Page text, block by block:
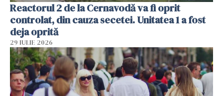
Reactorul 2 de la Cernavodă va fi oprit
controlat, din cauza secetei. Unitatea 1 a fost
deja oprită
29 IULIE 2026